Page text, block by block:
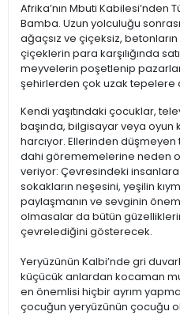
Afrika’nın Mbuti Kabilesi’nden
Bamba. Uzun yolculuğu
ağaçsız ve çiçeksiz,
çiçeklerin para karşılığında
meyvelerin poşetlenip
şehirlerden çok uzak tepelere
Kendi yaşıtındaki çocuklar,
başında, bilgisayar veya oyun
harcıyor. Ellerinden düşmeyen
dahi görememelerine neden
veriyor: Çevresindeki insanlara
sokakların neşesini, yeşilin
paylaşmanın ve sevginin
olmasalar da bütün
çevrelediğini gösterecek.
Yeryüzünün Kalbi’nde gri
küçücük anlardan kocaman
en önemlisi hiçbir ayrım
çocuğun yeryüzünün çocuğu